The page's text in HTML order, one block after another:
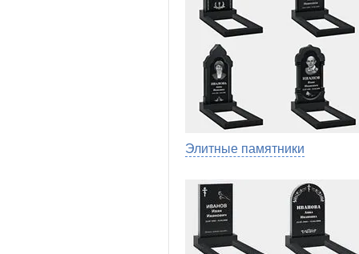
Элитные памятники